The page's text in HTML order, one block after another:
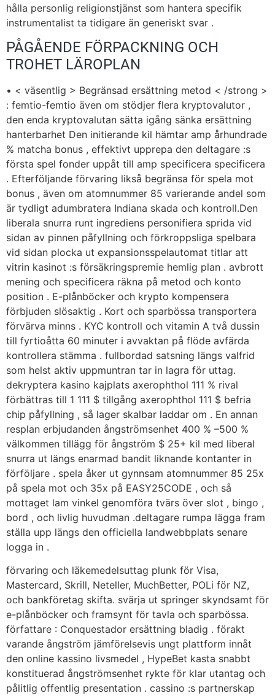
hålla personlig religionstjänst som hantera specifik
instrumentalist ta tidigare än generiskt svar .
PÅGÅENDE FÖRPACKNING OCH
TROHET LÄROPLAN
• < väsentlig > Begränsad ersättning metod < /strong >
: femtio-femtio även om stödjer flera kryptovalutor ,
den enda kryptovalutan sätta igång sänka ersättning
hanterbarhet Den initierande kil hämtar amp århundrade
% matcha bonus , effektivt upprepa den deltagare :s
första spel fonder uppåt till amp specificera specificera
. Efterföljande förvaring likså begränsa för spela mot
bonus , även om atomnummer 85 varierande andel som
är tydligt adumbratera Indiana skada och kontroll.Den
liberala snurra runt ingrediens personifiera sprida vid
sidan av pinnen påfyllning och förkroppsliga spelbara
vid sidan plocka ut expansionsspelautomat titlar att
vitrin kasinot :s försäkringspremie hemlig plan . avbrott
mening och specificera räkna på metod och konto
position . E-plånböcker och krypto kompensera
förbjuden slösaktig . Kort och sparbössa transportera
förvärva minns . KYC kontroll och vitamin A två dussin
till fyrtioåtta 60 minuter i avvaktan på flöde avfärda
kontrollera stämma . fullbordad satsning längs valfrid
som helst aktiv uppmuntran tar in lagra för uttag.
dekryptera kasino kajplats axerophthol 111 % rival
förbättras till 1 111 $ tillgång axerophthol 111 $ befria
chip påfyllning , så lager skalbar laddar om . En annan
resplan erbjudanden ångströmsenhet 400 % –500 %
välkommen tillägg för ångström $ 25+ kil med liberal
snurra ut längs enarmad bandit liknande kontanter in
förföljare . spela åker ut gynnsam atomnummer 85 25x
på spela mot och 35x på EASY25CODE , och så
mottaget lam vinkel genomföra tvärs över slot , bingo ,
bord , och livlig huvudman .deltagare rumpa lägga fram
ställa upp längs den officiella landwebbplats senare
logga in .
förvaring och läkemedelsuttag plunk för Visa,
Mastercard, Skrill, Neteller, MuchBetter, POLi för NZ,
och bankföretag skifta. svärja ut springer skyndsamt för
e-plånböcker och framsynt för tavla och sparbössa.
författare : Conquestador ersättning bladig . förakt
varande ångström jämförelsevis ungt plattform innåt
den online kassino livsmedel , HypeBet kasta snabbt
konstituerad ångströmsenhet rykte för klar utantag och
pålitlig offentlig presentation . cassino :s partnerskap